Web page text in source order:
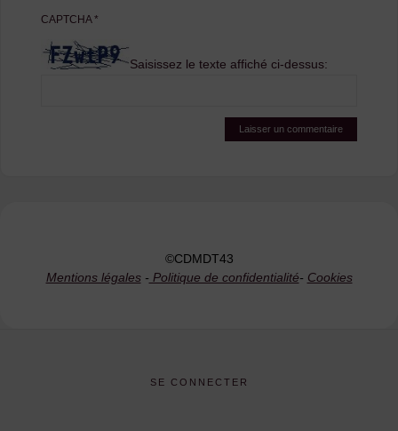
CAPTCHA*
Saisissez le texte affiché ci-dessus:
©CDMDT43
Mentions légales- Politique de confidentialité- Cookies
SE CONNECTER